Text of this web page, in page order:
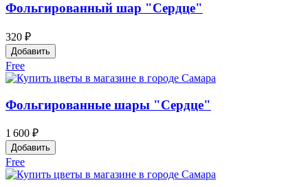
Фольгированный шар "Сердце"
320 ₽
Добавить
Free
Фольгированные шары "Сердце"
1 600 ₽
Добавить
Free